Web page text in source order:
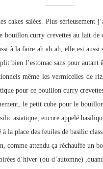
cakes salées. Plus
curry crevettes au lait de
à la faire ah ah ah, elle est
bien l’estomac sans pour autant
même les vermicelles de
pour ce bouillon curry
le petit cube pour le
asiatique, encore appelé
la place des feuiles de basilic
comme attendu ça réchauffe un
d’hiver (ou d’automne)